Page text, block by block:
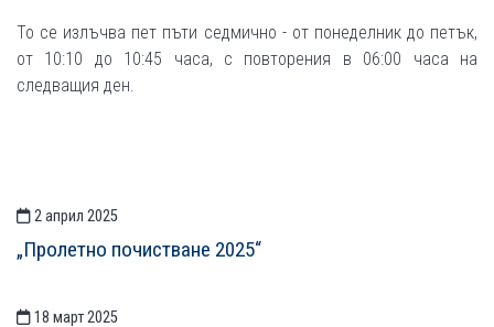
То се излъчва пет пъти седмично - от понеделник до петък,
от 10:10 до 10:45 часа, с повторения в 06:00 часа на
следващия ден.
СТАТИИСТАТИИ
2 април 2025
„Пролетно почистване 2025“
18 март 2025